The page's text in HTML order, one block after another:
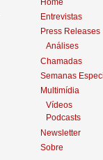
Home
Entrevistas
Press Releases
Análises
Chamadas
Semanas
Multimídia
Vídeos
Podcasts
Newsletter
Sobre